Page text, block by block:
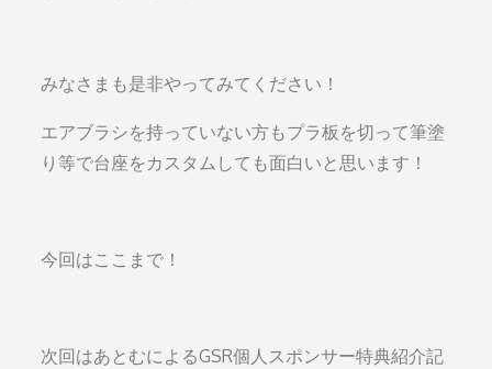
みなさまも是非やってみてください！
エアブラシを持っていない方もプラ板を切って筆塗
り等で台座をカスタムしても面白いと思います！
今回はここまで！
次回はあとむによるGSR個人スポンサー特典紹介記